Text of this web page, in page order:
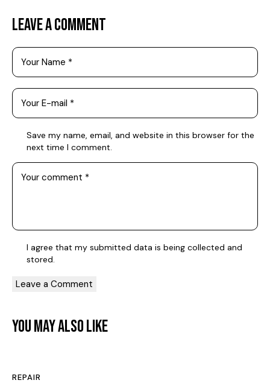
LEAVE A COMMENT
Save my name, email, and website in this browser for the
next time I comment.
I agree that my submitted data is being collected and
stored.
YOU MAY ALSO LIKE
REPAIR